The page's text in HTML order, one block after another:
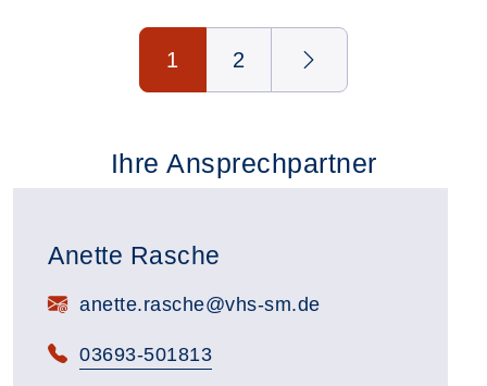
1 2
Ihre Ansprechpartner
Anette Rasche
E-Mail:anette.rasche@vhs-sm.de
Telefon:
03693-501813